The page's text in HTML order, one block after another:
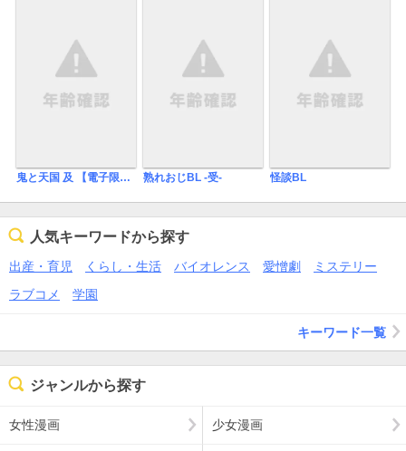
鬼と天国 及 【電子限定特典付き】 熟れおじBL -受- 怪談BL
人気キーワードから探す
出産・育児 くらし・生活 バイオレンス 愛憎劇
ミステリー
ラブコメ
学園
キーワード一覧
ジャンルから探す
女性漫画 少女漫画